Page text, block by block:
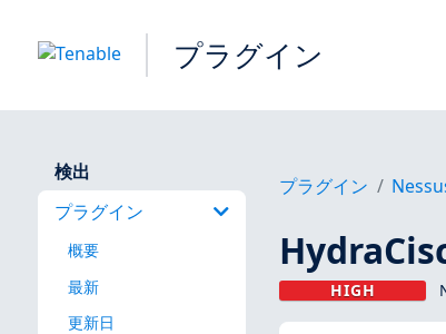
プラグイン
検出
プラグイン
概要
最新
更新日
プラグイン
HIGH